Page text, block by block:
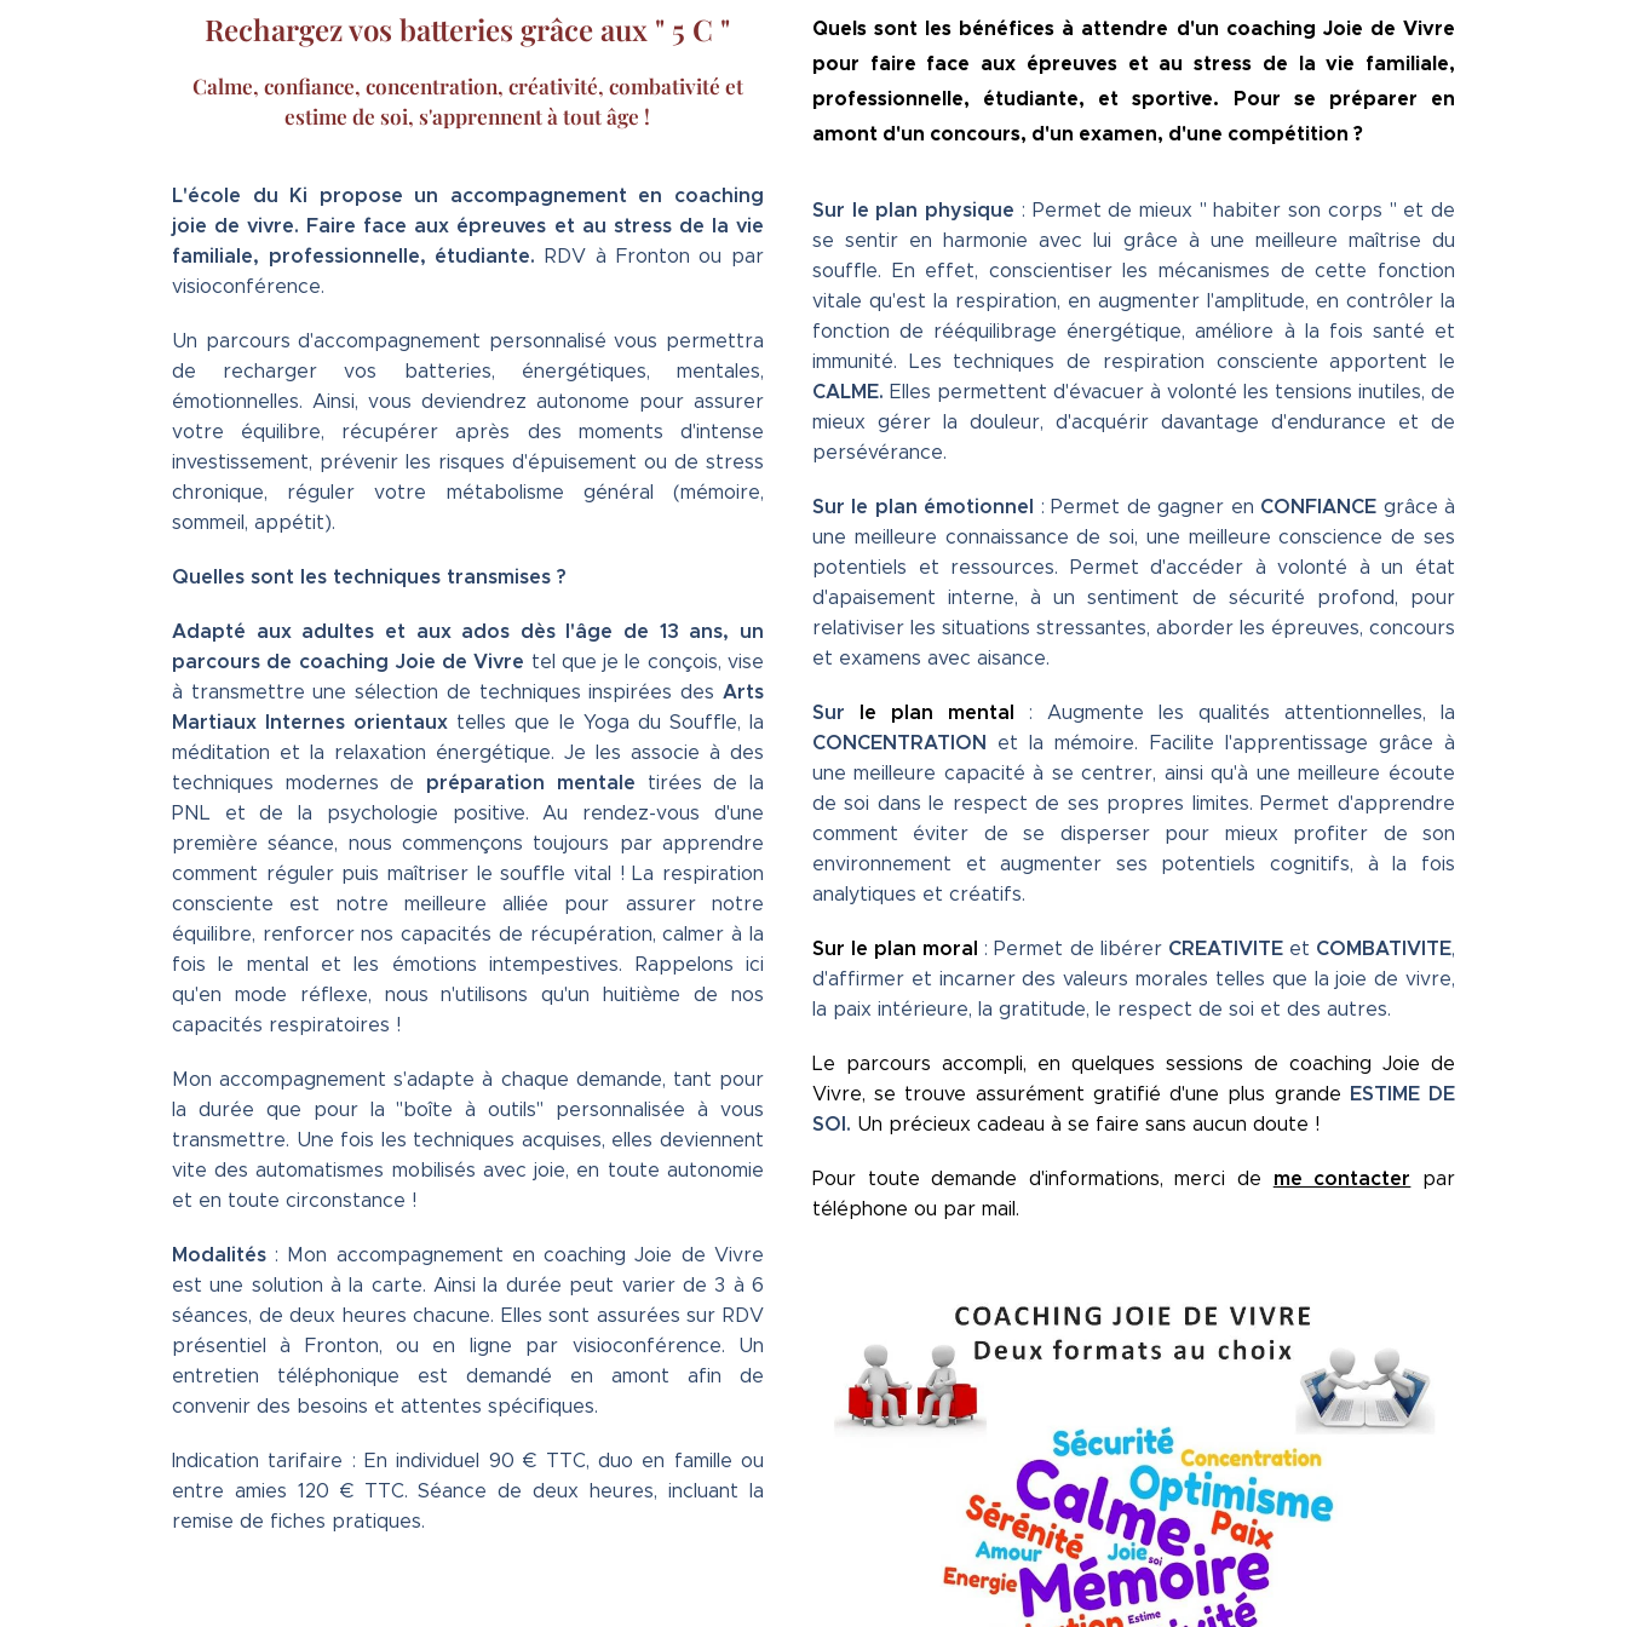
Rechargez vos batteries grâce aux " 5 C "
Calme, confiance, concentration, créativité, combativité et
estime de soi, s'apprennent à tout âge !
L'école du Ki propose un accompagnement en coaching
joie de vivre. Faire face aux épreuves et au stress de la vie
familiale, professionnelle, étudiante. RDV à Fronton ou par
visioconférence.
Un parcours d'accompagnement personnalisé vous permettra
de recharger vos batteries, énergétiques, mentales,
émotionnelles. Ainsi, vous deviendrez autonome pour assurer
votre équilibre, récupérer après des moments d'intense
investissement, prévenir les risques d'épuisement ou de stress
chronique, réguler votre métabolisme général (mémoire,
sommeil, appétit).
Quelles sont les techniques transmises ?
Adapté aux adultes et aux ados dès l'âge de 13 ans, un
parcours de coaching Joie de Vivre tel que je le conçois, vise
à transmettre une sélection de techniques inspirées des Arts
Martiaux Internes orientaux telles que le Yoga du Souffle, la
méditation et la relaxation énergétique. Je les associe à des
techniques modernes de préparation mentale tirées de la
PNL et de la psychologie positive. Au rendez-vous d'une
première séance, nous commençons toujours par apprendre
comment réguler puis maîtriser le souffle vital ! La respiration
consciente est notre meilleure alliée pour assurer notre
équilibre, renforcer nos capacités de récupération, calmer à la
fois le mental et les émotions intempestives. Rappelons ici
qu'en mode réflexe, nous n'utilisons qu'un huitième de nos
capacités respiratoires !
Mon accompagnement s'adapte à chaque demande, tant pour
la durée que pour la "boîte à outils" personnalisée à vous
transmettre. Une fois les techniques acquises, elles deviennent
vite des automatismes mobilisés avec joie, en toute autonomie
et en toute circonstance !
Modalités : Mon accompagnement en coaching Joie de Vivre
est une solution à la carte. Ainsi la durée peut varier de 3 à 6
séances, de deux heures chacune. Elles sont assurées sur RDV
présentiel à Fronton, ou en ligne par visioconférence. Un
entretien téléphonique est demandé en amont afin de
convenir des besoins et attentes spécifiques.
Indication tarifaire : En individuel 90 € TTC, duo en famille ou
entre amies 120 € TTC. Séance de deux heures, incluant la
remise de fiches pratiques.
Quels sont les bénéfices à attendre d'un coaching Joie de Vivre
pour faire face aux épreuves et au stress de la vie familiale,
professionnelle, étudiante, et sportive. Pour se préparer en
amont d'un concours, d'un examen, d'une compétition ?
Sur le plan physique : Permet de mieux " habiter son corps " et de
se sentir en harmonie avec lui grâce à une meilleure maîtrise du
souffle. En effet, conscientiser les mécanismes de cette fonction
vitale qu'est la respiration, en augmenter l'amplitude, en contrôler la
fonction de rééquilibrage énergétique, améliore à la fois santé et
immunité. Les techniques de respiration consciente apportent le
CALME. Elles permettent d'évacuer à volonté les tensions inutiles, de
mieux gérer la douleur, d'acquérir davantage d'endurance et de
persévérance.
Sur le plan émotionnel : Permet de gagner en CONFIANCE grâce à
une meilleure connaissance de soi, une meilleure conscience de ses
potentiels et ressources. Permet d'accéder à volonté à un état
d'apaisement interne, à un sentiment de sécurité profond, pour
relativiser les situations stressantes, aborder les épreuves, concours
et examens avec aisance.
Sur le plan mental : Augmente les qualités attentionnelles, la
CONCENTRATION et la mémoire. Facilite l'apprentissage grâce à
une meilleure capacité à se centrer, ainsi qu'à une meilleure écoute
de soi dans le respect de ses propres limites. Permet d'apprendre
comment éviter de se disperser pour mieux profiter de son
environnement et augmenter ses potentiels cognitifs, à la fois
analytiques et créatifs.
Sur le plan moral : Permet de libérer CREATIVITEet COMBATIVITE,
d'affirmer et incarner des valeurs morales telles que la joie de vivre,
la paix intérieure, la gratitude, le respect de soi et des autres.
Le parcours accompli, en quelques sessions de coaching Joie de
Vivre, se trouve assurément gratifié d'une plus grande ESTIME DE
SOI. Un précieux cadeau à se faire sans aucun doute !
Pour toute demande d'informations, merci de me contacter par
téléphone ou par mail.